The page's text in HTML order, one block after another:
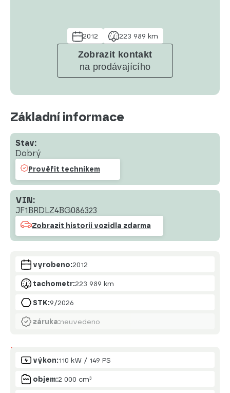
2012 223 989 km
Zobrazit kontakt
na prodávajícího
Základní informace
Stav:
Dobrý
Prověřit technikem
VIN:
JF1BRDLZ4BG086323
Zobrazit historii vozidla zdarma
vyrobeno:2012
tachometr:223 989 km
STK:9/2026
záruka:neuvedeno
Motor
výkon:110 kW / 149 PS
objem:2 000 cm³